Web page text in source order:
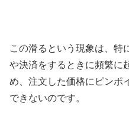
この滑るという現象は、特
や決済をするときに頻繁に
め、注文した価格にピンポ
できないのです。